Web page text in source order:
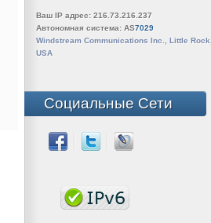
Ваш IP адрес: 216.73.216.237
Автономная система: AS7029
Windstream Communications Inc., Little Rock,
USA
Социальные Сети